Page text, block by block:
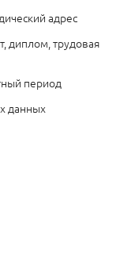
адрес
диплом, трудовая
период
данных